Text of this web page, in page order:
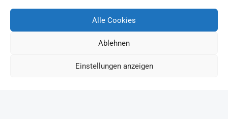
Alle Cookies
Ablehnen
Einstellungen anzeigen